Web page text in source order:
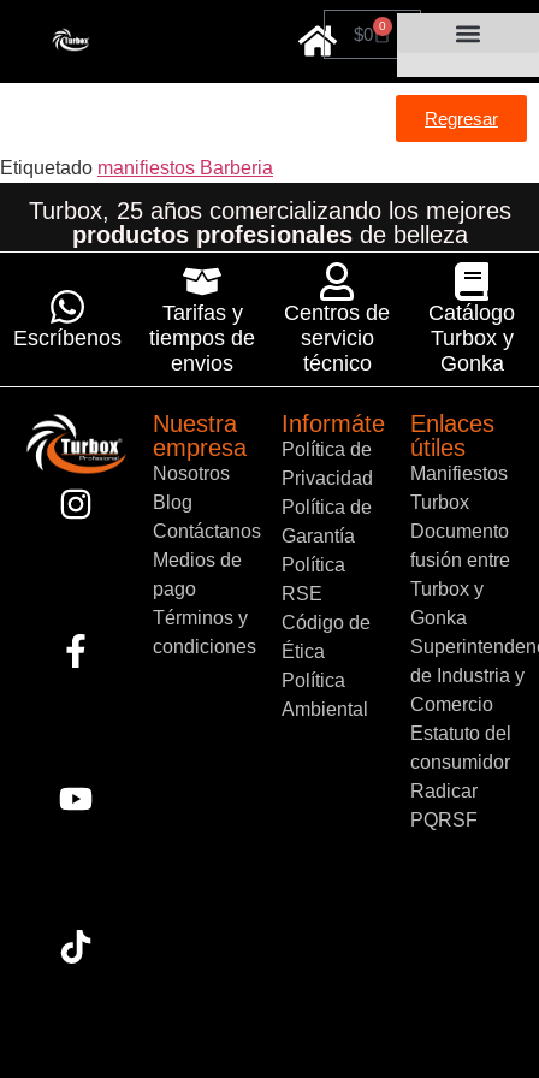
$0 0
Regresar
Etiquetado manifiestos Barberia
Turbox, 25 años comercializando los mejores
productos profesionalesde belleza
Escríbenos
Tarifas y
tiempos de
envios
Centros de
servicio
técnico
Catálogo
Turbox y
Gonka
Nuestra
empresa
Nosotros
Blog
Contáctanos
Medios de
pago
Términos y
condiciones
Informáte
Política de
Privacidad
Política de
Garantía
Política
RSE
Código de
Ética
Política
Ambiental
Enlaces
útiles
Manifiestos
Turbox
Documento
fusión entre
Turbox y
Gonka
de Industria y
Comercio
Estatuto del
consumidor
Radicar
PQRSF